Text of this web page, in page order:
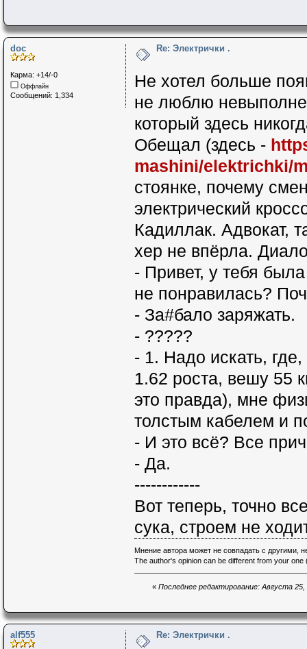
doc
Карма: +14/-0
Оффлайн
Сообщений: 1,334
Re: Электрички .
Не хотел больше
не люблю
который здесь
Обещал (здесь -
mashini/elektrichki/
стоянке, почему
электрический
Кадиллак. Адвокат,
хер не впёрла.
- Привет, у тебя
не понравилась?
- За#бало заряжать.
- ?????
- 1. Надо искать,
1.62 роста, вешу 55
это правда), мне
толстым кабелем и
- И это всё? Все
- Да.
------------
Вот теперь, точно
сука, строем не
Мнение автора может не совпадать с другими,
The author's opinion can be different from your
« Последнее редактирование: Августа
alf555 Re: Электрички .